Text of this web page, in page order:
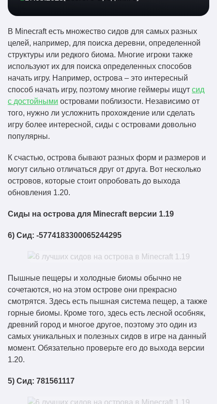
В Minecraft есть множество сидов для самых разных
целей, например, для поиска деревни, определенной
структуры или редкого биома. Многие игроки также
используют их для поиска определенных способов
начать игру. Например, острова – это интересный
способ начать игру, поэтому многие геймеры ищут сид
с достойными островами поблизости. Независимо от
того, нужно ли усложнить прохождение или сделать
игру более интересной, сиды с островами довольно
популярны.
К счастью, острова бывают разных форм и размеров и
могут сильно отличаться друг от друга. Вот несколько
островов, которые стоит опробовать до выхода
обновления 1.20.
Сиды на острова для Minecraft версии 1.19
6) Сид: -5774183300065244295
Пышные пещеры и холодные биомы обычно не
сочетаются, но на этом острове они прекрасно
смотрятся. Здесь есть пышная система пещер, а также
горные биомы. Кроме того, здесь есть лесной особняк,
древний город и многое другое, поэтому это один из
самых уникальных и полезных сидов в игре на данный
момент. Обязательно проверьте его до выхода версии
1.20.
5) Сид: 781561117